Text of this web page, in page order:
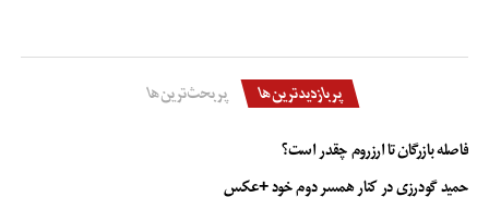
پربازدیدترین‌ها پربحث‌ترین‌ها
فاصله بازرگان تا ارزروم چقدر است؟
حمید گودرزی در کنار همسر دوم خود +عکس